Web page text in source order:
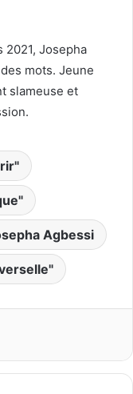
2021, Josepha
mots. Jeune
slameuse et
Agbessi